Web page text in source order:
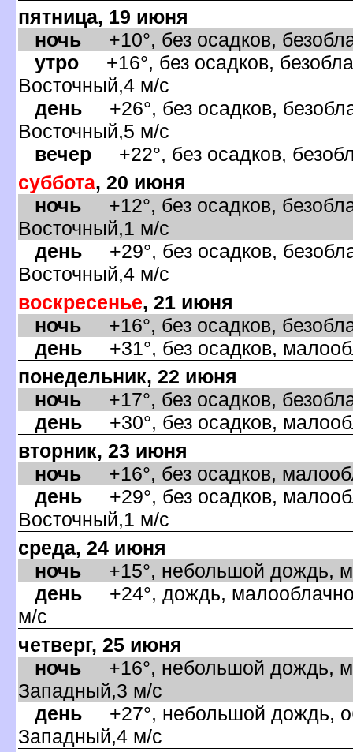
пятница, 19 июня
ночь +10°, без осадков,
утро +16°, без осадков,
осточный,4 м/с
день +26°, без осадков,
осточный,5 м/с
ечер +22°, без осадков,
суббота, 20 июня
ночь +12°, без осадков,
осточный,1 м/с
день +29°, без осадков,
осточный,4 м/с
оскресенье, 21 июня
ночь +16°, без осадков,
день +31°, без осадков,
понедельник, 22 июня
ночь +17°, без осадков,
день +30°, без осадков,
торник, 23 июня
ночь +16°, без осадков,
день +29°, без осадков,
осточный,1 м/с
среда, 24 июня
ночь +15°, небольшой дождь,
день +24°, дождь,
м/с
четверг, 25 июня
ночь +16°, небольшой дождь,
Западный,3 м/с
день +27°, небольшой дождь,
Западный,4 м/с